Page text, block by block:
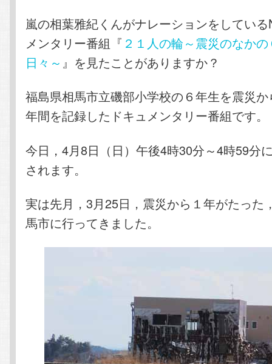
嵐の相葉雅紀くんがナレーションをしてい
メンタリー番組『 ２１人の輪～震災のなか
日々～ 』を見たことがありますか？
福島県相馬市立磯部小学校の６年生を震災
年間を記録したドキュメンタリー番組です。
今日，4月8日（日）午後4時30分～4時59分
されます。
実は先月，3月25日，震災から１年がたった
馬市に行ってきました。